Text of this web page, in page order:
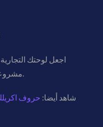
اجعل لوحتك
مشروعك الانطباع الاحترافي الذي يستحقه.
شاهد أيضا: حروف